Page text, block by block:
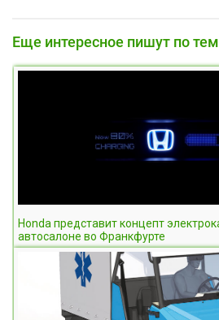
Еще интересное пишут по
Honda представит концепт
автосалоне во Франкфурте